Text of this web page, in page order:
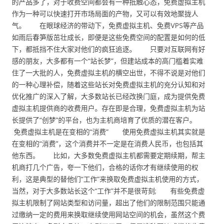
作为一种可以快速打开市场局面的产物，又可以有效地聚拢人
气。 在眼球经济的带动下，免费虚拟主机、免费VPS等产品
如雨后春笋版茁壮成长，即便是这些免费空间的配置是如何的低
下，都抵挡不住大家对他们的疯狂追逐。 只要对互联网有好
感的朋友，大多都有一个“站长梦”，但建站成本的高门槛着实难
住了一大批的人，免费虚拟主机的横空出世，不得不说是对他们
的一种心理补偿，随着这些站长对免费虚拟主机的充分认知和对
优化推广的深入了解，大多数站长已经改换门庭，成为提供免费
虚拟主机提供商的收费用户。存在即是合理，免费虚拟主机为站
长提供了“创梦”的平台，也为主机商培育了优质的潜在客户。
免费虚拟主机是在变相的“消费” 使用免费虚拟主机其实就是
在变相的“消费”，这个消费并不一定是在消费人民币，也包括其
他东西。 比如，大多数免费虚拟主机都需要定期续期，帮主
机商打几个广告，夸一下他们，合格的话你才有继续使用的权
利，这是典型的替他们“工作”来换取免费虚拟主机使用的方式，
当然，对于大多数站长这个“工作”并不是很苛刻; 有些免费虚
拟主机限制了网站类型和访问量，超出了他们的限制范围只能通
过缴纳一定的费用来换取继续使用网站空间的机会，虽然这个费